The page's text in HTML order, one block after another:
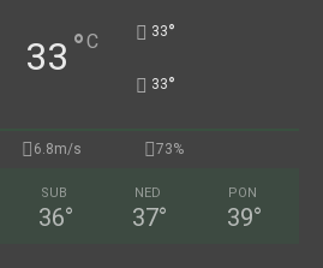
33 °C 33°
33°
6.8m/s 73%
SUB
36°
NED
37°
PON
39°